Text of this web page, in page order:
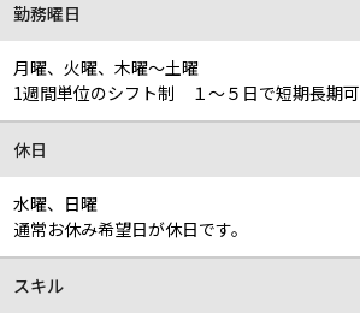
勤務曜日
月曜、火曜、木曜～土曜
1週間単位のシフト制 １～５日で短期長期可
休日
水曜、日曜
通常お休み希望日が休日です。
スキル